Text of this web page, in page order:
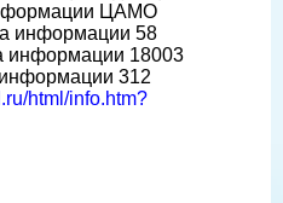
ЦАМО
информации 58
информации 18003
312
html/info.htm?